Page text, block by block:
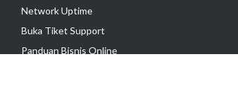
Network Uptime
Buka Tiket Support
Panduan Bisnis Online